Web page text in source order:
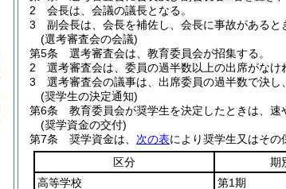
2
会長は、会議の議長となる。
3
副会長は、会長を補佐し、会長に事故があると
(選考審査会の会議)
第5条
選考審査会は、教育委員会が招集する。
2
選考審査会は、委員の過半数以上の出席がなけ
3
選考審査会の議事は、出席委員の過半数で決し
(奨学生の決定通知)
第6条
教育委員会が奨学生を決定したときは、速
(奨学資金の交付)
第7条
奨学資金は、 次の表により奨学生又はその
区分
期
高等学校
第1期